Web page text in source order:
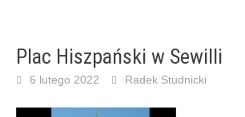
Plac Hiszpański w Sewilli
6 lutego 2022 Radek Studnicki